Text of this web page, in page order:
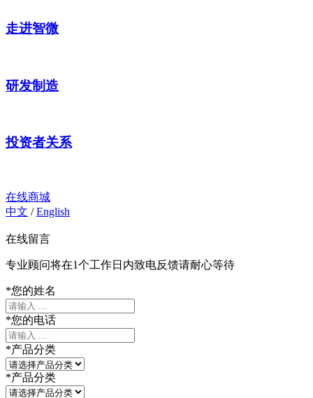
走进智微
研发制造
投资者关系
在线商城
中文 /English
在线留言
专业顾问将在1个工作日内致电反馈请耐心等待
*您的姓名
*您的电话
*产品分类
*产品分类